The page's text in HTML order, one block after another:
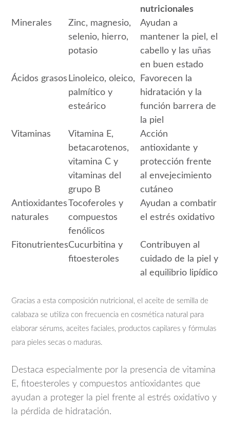
nutricionales
Minerales
Zinc, magnesio,
selenio, hierro,
potasio
Ayudan a
mantener la piel, el
cabello y las uñas
en buen estado
Ácidos grasos Linoleico, oleico,
palmítico y
esteárico
Favorecen la
hidratación y la
función barrera de
la piel
Vitaminas
Vitamina E,
betacarotenos,
vitamina C y
vitaminas del
grupo B
Acción
antioxidante y
protección frente
al envejecimiento
cutáneo
Antioxidantes
naturales
Tocoferoles y
compuestos
fenólicos
Ayudan a combatir
el estrés oxidativo
FitonutrientesCucurbitina y
fitoesteroles
Contribuyen al
cuidado de la piel y
al equilibrio lipídico
Gracias a esta composición nutricional, el aceite de semilla de
calabaza se utiliza con frecuencia en cosmética natural para
elaborar sérums, aceites faciales, productos capilares y fórmulas
para pieles secas o maduras.
Destaca especialmente por la presencia de vitamina
E, fitoesteroles y compuestos antioxidantes que
ayudan a proteger la piel frente al estrés oxidativo y
la pérdida de hidratación.